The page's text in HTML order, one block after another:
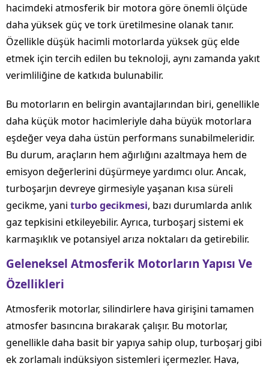
hacimdeki atmosferik bir motora göre önemli ölçüde
daha yüksek güç ve tork üretilmesine olanak tanır.
Özellikle düşük hacimli motorlarda yüksek güç elde
etmek için tercih edilen bu teknoloji, aynı zamanda yakıt
verimliliğine de katkıda bulunabilir.
Bu motorların en belirgin avantajlarından biri, genellikle
daha küçük motor hacimleriyle daha büyük motorlara
eşdeğer veya daha üstün performans sunabilmeleridir.
Bu durum, araçların hem ağırlığını azaltmaya hem de
emisyon değerlerini düşürmeye yardımcı olur. Ancak,
turboşarjın devreye girmesiyle yaşanan kısa süreli
gecikme, yani turbo gecikmesi, bazı durumlarda anlık
gaz tepkisini etkileyebilir. Ayrıca, turboşarj sistemi ek
karmaşıklık ve potansiyel arıza noktaları da getirebilir.
Geleneksel Atmosferik Motorların Yapısı Ve
Özellikleri
Atmosferik motorlar, silindirlere hava girişini tamamen
atmosfer basıncına bırakarak çalışır. Bu motorlar,
genellikle daha basit bir yapıya sahip olup, turboşarj gibi
ek zorlamalı indüksiyon sistemleri içermezler. Hava,